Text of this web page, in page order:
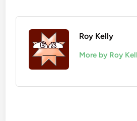
Roy Kelly
More by Roy